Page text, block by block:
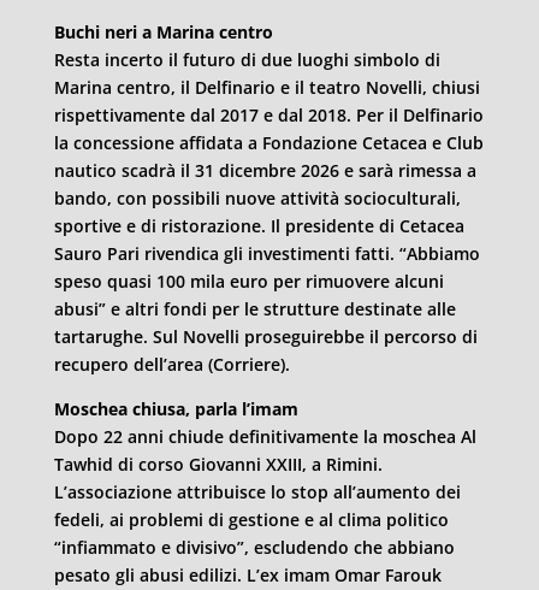
Buchi neri a Marina centro
Resta incerto il futuro di due luoghi simbolo di
Marina centro, il Delfinario e il teatro Novelli, chiusi
rispettivamente dal 2017 e dal 2018. Per il Delfinario
la concessione affidata a Fondazione Cetacea e Club
nautico scadrà il 31 dicembre 2026 e sarà rimessa a
bando, con possibili nuove attività socioculturali,
sportive e di ristorazione. Il presidente di Cetacea
Sauro Pari rivendica gli investimenti fatti. “Abbiamo
speso quasi 100 mila euro per rimuovere alcuni
abusi” e altri fondi per le strutture destinate alle
tartarughe. Sul Novelli proseguirebbe il percorso di
recupero dell’area (Corriere).
Moschea chiusa, parla l’imam
Dopo 22 anni chiude definitivamente la moschea Al
Tawhid di corso Giovanni XXIII, a Rimini.
L’associazione attribuisce lo stop all’aumento dei
fedeli, ai problemi di gestione e al clima politico
“infiammato e divisivo”, escludendo che abbiano
pesato gli abusi edilizi. L’ex imam Omar Farouk